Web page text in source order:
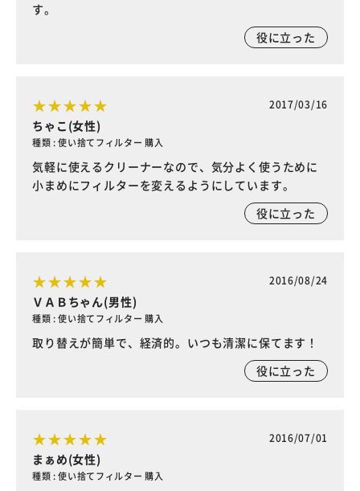
す。
役に立った
2017/03/16
ちゃこ(女性)
種類 : 使い捨てフィルター 購入
気軽に使えるクリーナーなので、気分よく使うために
小まめにフィルターを変えるようにしています。
役に立った
2016/08/24
ＶＡＢちゃん(男性)
種類 : 使い捨てフィルター 購入
取り替えが簡単で、経済的。いつも清潔に保てます！
役に立った
2016/07/01
まぁめ(女性)
種類 : 使い捨てフィルター 購入